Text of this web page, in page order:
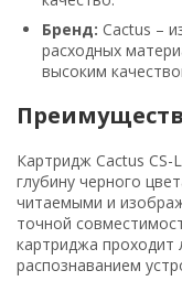
Бренд: Cactus –
расходных
высоким
Картридж Cactus CS-
глубину черного
читаемыми и
точной
картриджа проходит
распознаванием